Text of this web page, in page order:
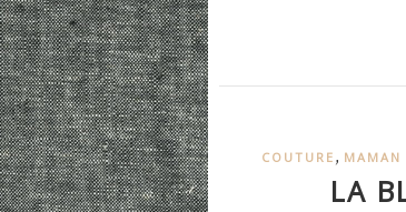
COUTURE , MAMAN
LA